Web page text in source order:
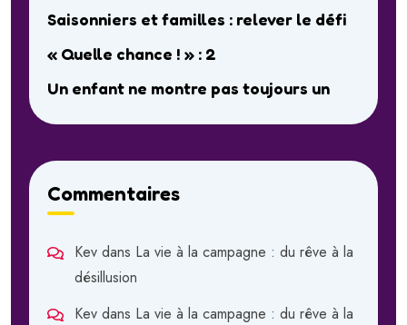
Saisonniers et familles : relever le défi
« Quelle chance ! » : 2
Un enfant ne montre pas toujours un
Commentaires
Kev dans La vie à la campagne : du rêve à la
désillusion
Kev dans La vie à la campagne : du rêve à la